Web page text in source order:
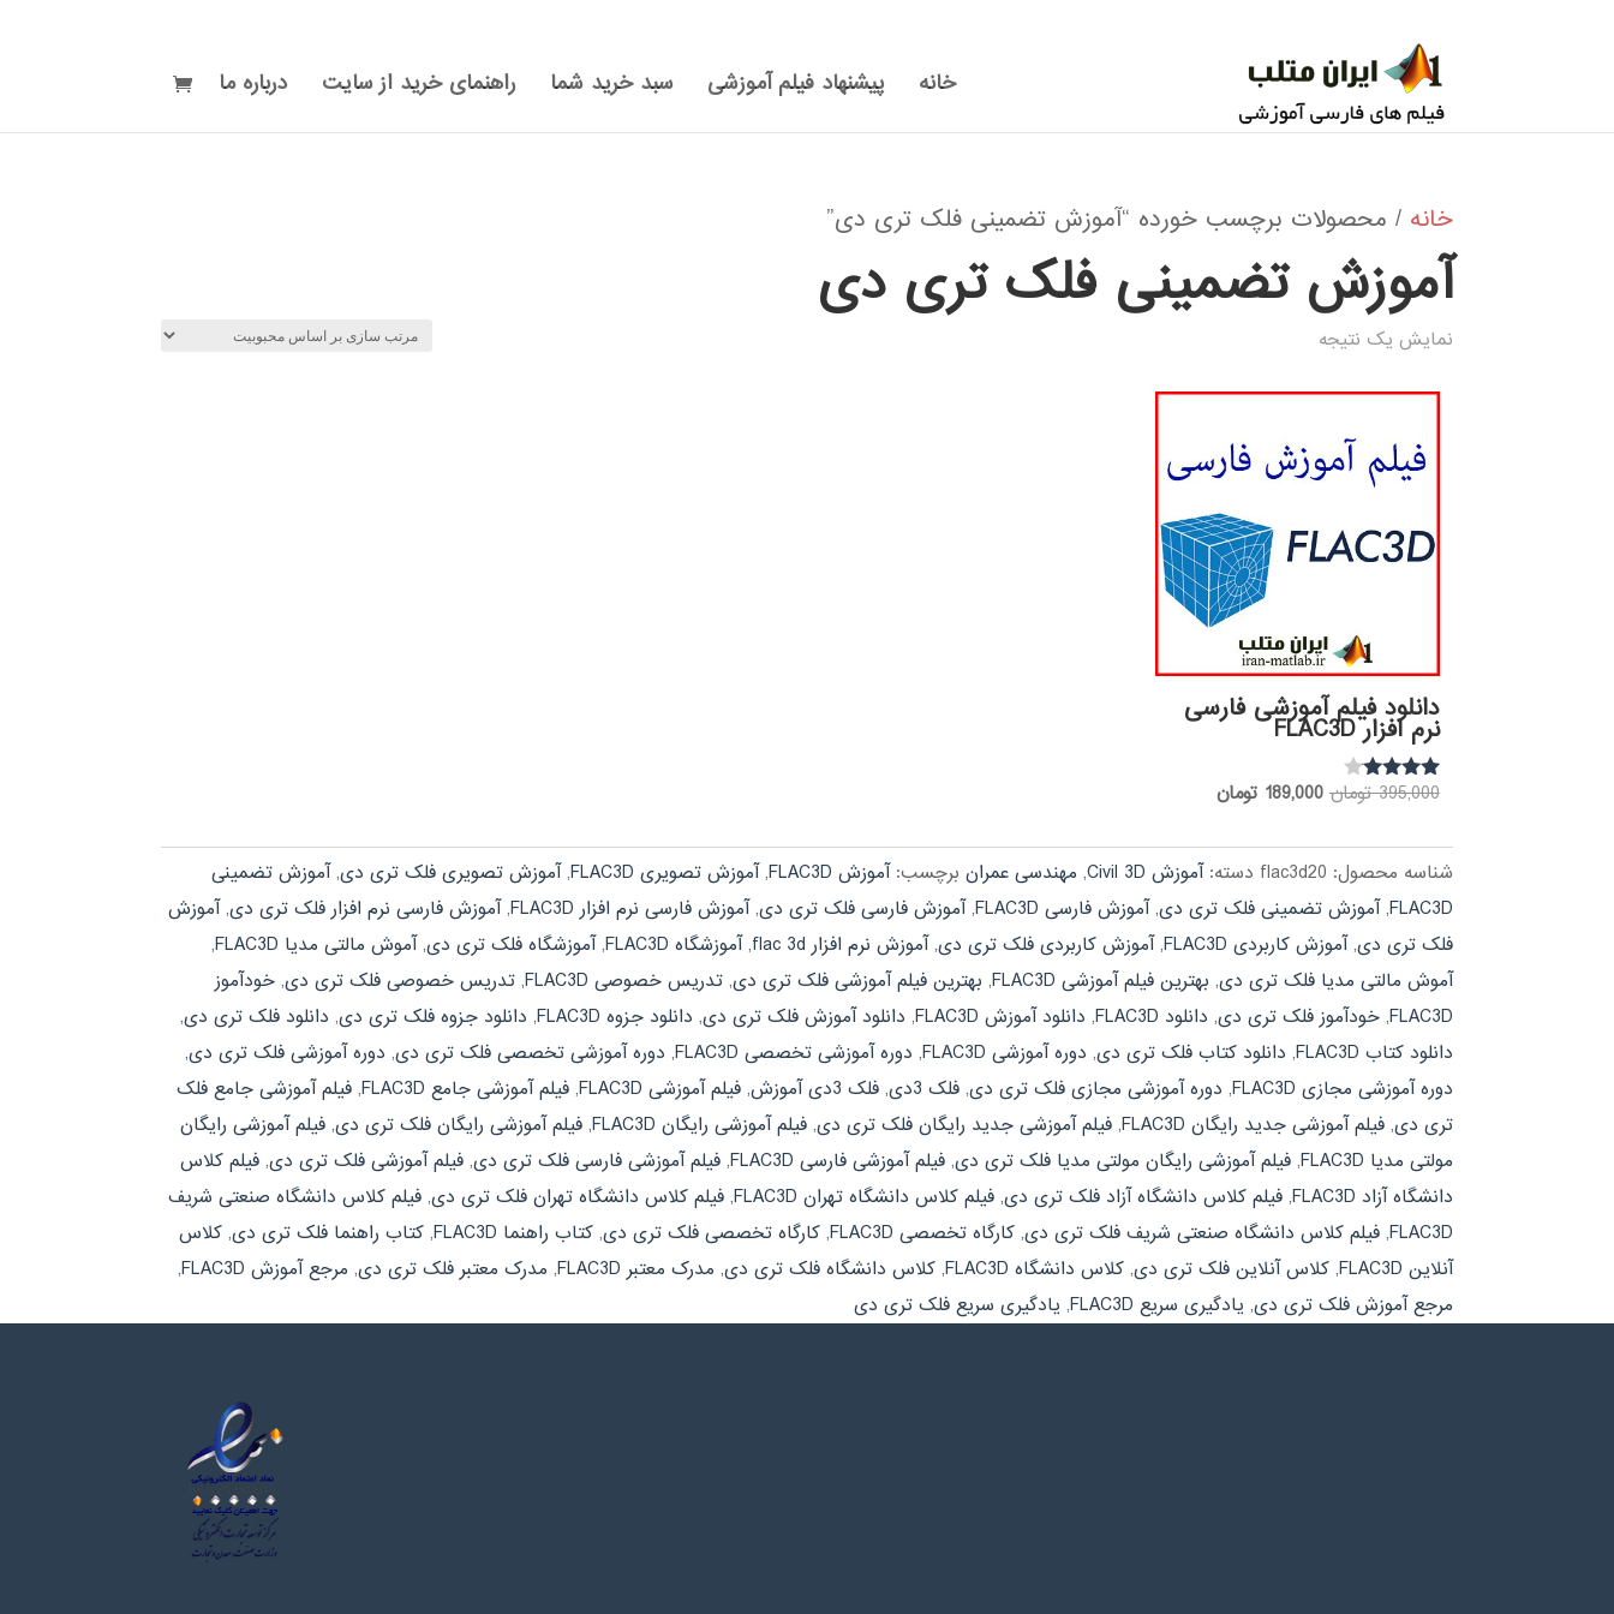
خانه پیشنهاد فیلم آموزشی سبد خرید شما راهنمای خرید از سایت درباره ما
خانه / محصولات برچسب خورده “آموزش تضمینی فلک تری دی”
آموزش تضمینی فلک تری دی
نمایش یک نتیجه
دانلود فیلم آموزشی فارسی
نرم افزار FLAC3D
نمره
395,000 تومان قیمت
395,000 تومان
بود.
189,000 تومان
189,000 تومان.
شناسه محصول: flac3d20 دسته:آموزش Civil 3D , مهندسی عمران برچسب:آموزش FLAC3D ,آموزش تصویری FLAC3D ,آموزش تصویری فلک تری دی,آموزش تضمینی
FLAC3D
,آموزش تضمینی فلک تری دی,آموزش فارسی FLAC3D ,آموزش فارسی فلک تری دی,آموزش فارسی نرم افزار FLAC3D ,آموزش فارسی نرم افزار فلک تری دی,آموزش
فلک تری دی,آموزش کاربردی FLAC3D ,آموزش کاربردی فلک تری دی,آموزش نرم افزار flac 3d ,آموزشگاه FLAC3D ,آموزشگاه فلک تری دی,آموش مالتی مدیا FLAC3D
,
آموش مالتی مدیا فلک تری دی, بهترین فیلم آموزشی FLAC3D , بهترین فیلم آموزشی فلک تری دی,تدریس خصوصی FLAC3D ,تدریس خصوصی فلک تری دی,خودآموز
FLAC3D
,خودآموز فلک تری دی, دانلود FLAC3D , دانلود آموزش FLAC3D , دانلود آموزش فلک تری دی, دانلود جزوه FLAC3D , دانلود جزوه فلک تری دی, دانلود فلک تری دی,
دانلود کتاب FLAC3D
, دانلود کتاب فلک تری دی, دوره آموزشی FLAC3D , دوره آموزشی تخصصی FLAC3D , دوره آموزشی تخصصی فلک تری دی, دوره آموزشی فلک تری دی,
دوره آموزشی مجازی FLAC3D
, دوره آموزشی مجازی فلک تری دی,فلک 3دی ,فلک 3دی آموزش ,فیلم آموزشی FLAC3D ,فیلم آموزشی جامع FLAC3D ,فیلم آموزشی جامع فلک
تری دی,فیلم آموزشی جدید رایگان FLAC3D ,فیلم آموزشی جدید رایگان فلک تری دی,فیلم آموزشی رایگان FLAC3D ,فیلم آموزشی رایگان فلک تری دی,فیلم آموزشی رایگان
مولتی مدیا FLAC3D
,فیلم آموزشی رایگان مولتی مدیا فلک تری دی,فیلم آموزشی فارسی FLAC3D ,فیلم آموزشی فارسی فلک تری دی,فیلم آموزشی فلک تری دی,فیلم کلاس
دانشگاه آزاد FLAC3D
,فیلم کلاس دانشگاه آزاد فلک تری دی,فیلم کلاس دانشگاه تهران FLAC3D ,فیلم کلاس دانشگاه تهران فلک تری دی,فیلم کلاس دانشگاه صنعتی شریف
FLAC3D
,فیلم کلاس دانشگاه صنعتی شریف فلک تری دی,کارگاه تخصصی FLAC3D ,کارگاه تخصصی فلک تری دی,کتاب راهنما FLAC3D ,کتاب راهنما فلک تری دی,کلاس
آنلاین FLAC3D
,کلاس آنلاین فلک تری دی,کلاس دانشگاه FLAC3D ,کلاس دانشگاه فلک تری دی, مدرک معتبر FLAC3D , مدرک معتبر فلک تری دی, مرجع آموزش FLAC3D
,
مرجع آموزش فلک تری دی, یادگیری سریع FLAC3D , یادگیری سریع فلک تری دی